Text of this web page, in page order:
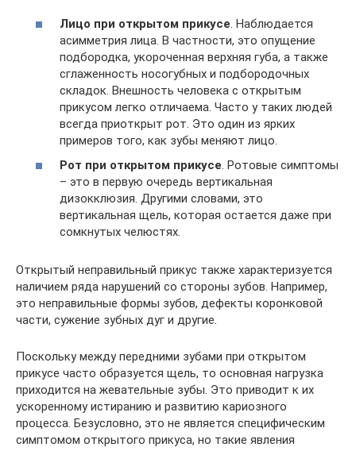
Лицо при открытом прикусе . Наблюдается
асимметрия лица. В частности, это опущение
подбородка, укороченная верхняя губа, а также
сглаженность носогубных и подбородочных
складок. Внешность человека с открытым
прикусом легко отличаема. Часто у таких людей
всегда приоткрыт рот. Это один из ярких
примеров того, как зубы меняют лицо.
Рот при открытом прикусе. Ротовые симптомы
– это в первую очередь вертикальная
дизокклюзия. Другими словами, это
вертикальная щель, которая остается даже при
сомкнутых челюстях.
Открытый неправильный прикус также характеризуется
наличием ряда нарушений со стороны зубов. Например,
это неправильные формы зубов, дефекты коронковой
части, сужение зубных дуг и другие.
Поскольку между передними зубами при открытом
прикусе часто образуется щель, то основная нагрузка
приходится на жевательные зубы. Это приводит к их
ускоренному истиранию и развитию кариозного
процесса. Безусловно, это не является специфическим
симптомом открытого прикуса, но такие явления